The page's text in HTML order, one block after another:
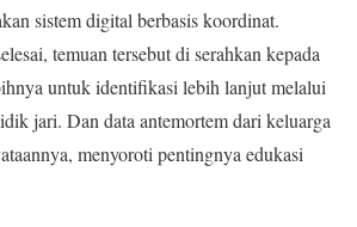
sistem digital berbasis koordinat.
temuan tersebut di serahkan kepada
untuk identifikasi lebih lanjut melalui
jari. Dan data antemortem dari keluarga
menyoroti pentingnya edukasi